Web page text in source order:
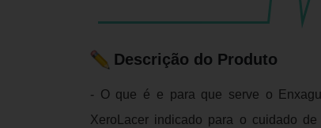
Descrição do Produto
- O que é e para que serve o
XeroLacer indicado para o cuidado